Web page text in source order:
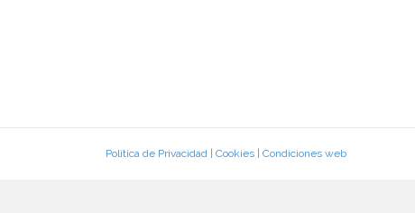
Política de Privacidad| Cookies| Condiciones web